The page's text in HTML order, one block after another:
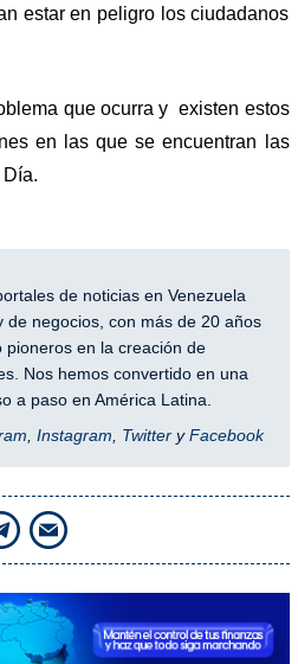
estar en peligro los ciudadanos
que ocurra y existen estos
en las que se encuentran las
de noticias en Venezuela
negocios, con más de 20 años
en la creación de
Nos hemos convertido en una
a paso en América Latina.
Instagram TwitteryFacebook